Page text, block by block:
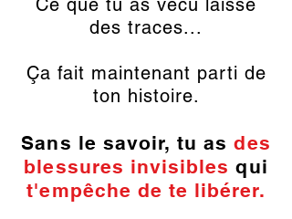
Ce que tu as vécu laisse
des traces...
Ça fait maintenant parti de
ton histoire.
Sans le savoir, tu asdes
blessures invisibles qui
t'empêche de te libérer.